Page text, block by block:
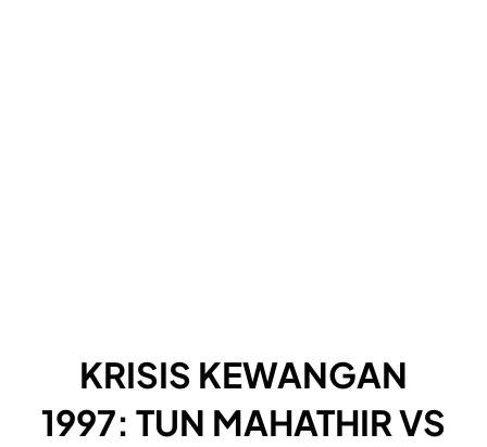
KRISIS KEWANGAN
1997: TUN MAHATHIR VS